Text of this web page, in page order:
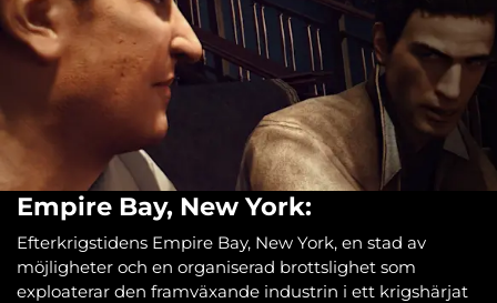
Empire Bay, New York:
Efterkrigstidens Empire Bay, New York, en stad av
möjligheter och en organiserad brottslighet som
exploaterar den framväxande industrin i ett krigshärjat